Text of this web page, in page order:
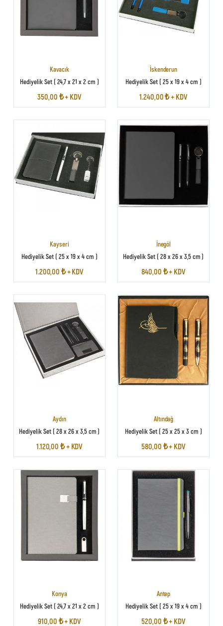
Kavacık
Hediyelik Set ( 24,7 x 21 x 2 cm )
350,00 ₺ + KDV
İskenderun
Hediyelik Set ( 25 x 19 x 4 cm )
1.240,00 ₺ + KDV
Kayseri
Hediyelik Set ( 25 x 19 x 4 cm )
1.200,00 ₺ + KDV
İnegöl
Hediyelik Set ( 28 x 26 x 3,5 cm )
840,00 ₺ + KDV
Aydın
Hediyelik Set ( 28 x 26 x 3,5 cm )
1.120,00 ₺ + KDV
Altındağ
Hediyelik Set ( 25 x 25 x 3 cm )
580,00 ₺ + KDV
Konya
Hediyelik Set ( 24,7 x 21 x 2 cm )
910,00 ₺ + KDV
Antep
Hediyelik Set ( 25 x 19 x 4 cm )
520,00 ₺ + KDV